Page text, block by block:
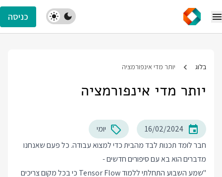
כניסה
בלוג יותר מדי אינפורמציה
יותר מדי אינפורמציה
16/02/2024
יומי
חבר לומד תכנות לבד מהבית כדי למצוא עבודה. כל פעם שאנחנו
מדברים הוא בא עם סיפורים חדשים -
"שמע השבוע התחלתי ללמוד Tensor Flow כי בכל מקום צריכים